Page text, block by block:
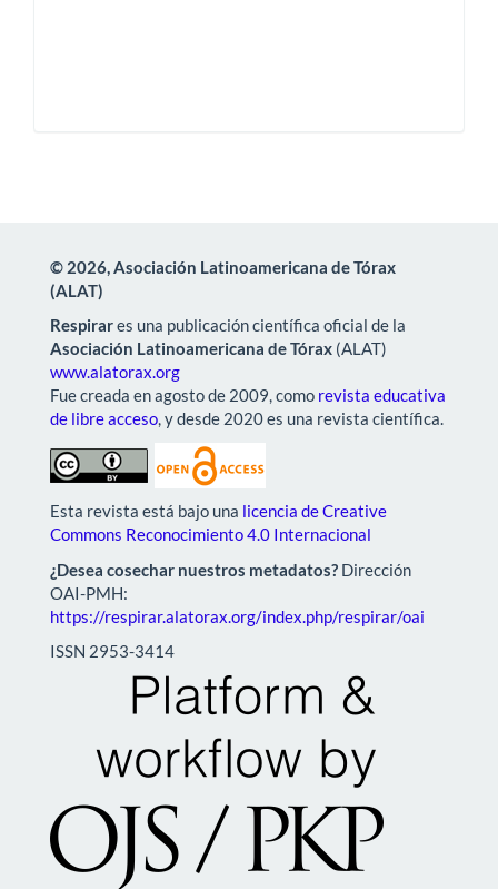
© 2026, Asociación Latinoamericana de Tórax
(ALAT)
Respirares una publicación científica oficial de la
Asociación Latinoamericana de Tórax (ALAT)
www.alatorax.org
Fue creada en agosto de 2009, como revista educativa
de libre acceso, y desde 2020 es una revista científica.
Esta revista está bajo una licencia de Creative
Commons Reconocimiento 4.0 Internacional
¿Desea cosechar nuestros metadatos? Dirección
OAI-PMH:
https://respirar.alatorax.org/index.php/respirar/oai
ISSN 2953-3414